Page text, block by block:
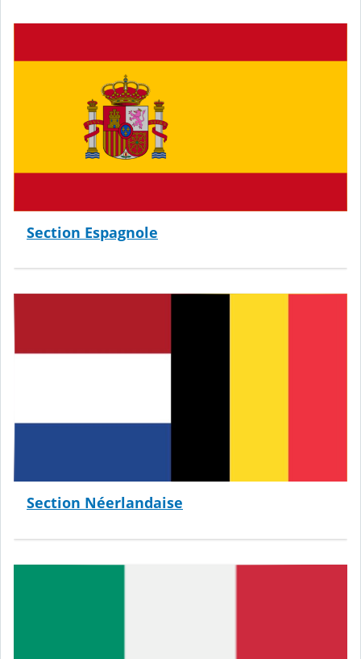
Section Espagnole
Section Néerlandaise